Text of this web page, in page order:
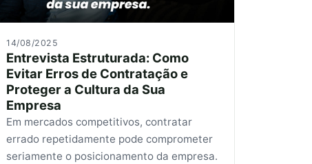
14/08/2025
Entrevista Estruturada: Como
Evitar Erros de Contratação e
Proteger a Cultura da Sua
Empresa
Em mercados competitivos, contratar
errado repetidamente pode comprometer
seriamente o posicionamento da empresa.